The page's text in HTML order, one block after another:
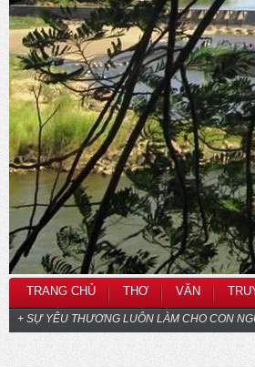
TRANG CHỦ THƠ VĂN
+ SỰ YÊU THƯƠNG LUÔN LÀM CHO CON